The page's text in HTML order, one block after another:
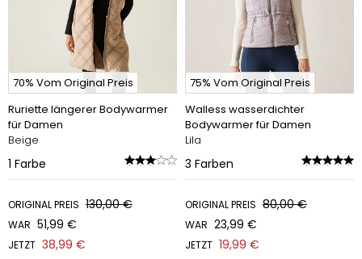
70% Vom Original Preis
Ruriette längerer Bodywarmer
für Damen
Beige
1 Farbe
ORIGINAL PREIS 130,00 €
WAR 51,99 €
JETZT 38,99 €
75% Vom Original Preis
Walless wasserdichter
Bodywarmer für Damen
Lila
3 Farben
ORIGINAL PREIS 80,00 €
WAR 23,99 €
JETZT 19,99 €